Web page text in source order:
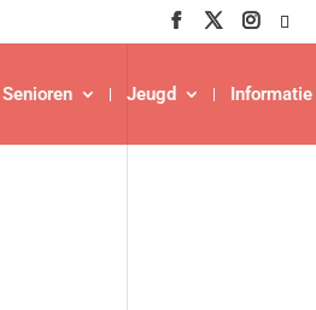
Senioren Jeugd Informatie